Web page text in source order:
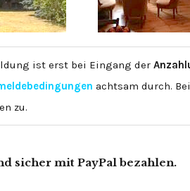
ist erst bei Eingang der
achtsam durch.
zu.
sicher mit PayPal bezahlen.